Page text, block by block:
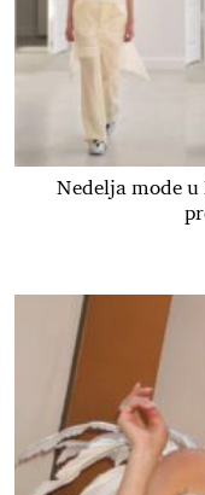
Nedelja mode